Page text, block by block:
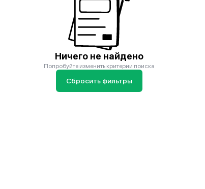
Ничего не найдено
Попробуйте изменить критерии поиска
Сбросить фильтры